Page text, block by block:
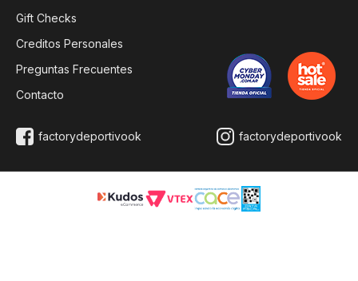
Gift Checks
Creditos Personales
Preguntas Frecuentes
Contacto
factorydeportivook factorydeportivook